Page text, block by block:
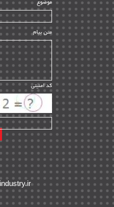
ماشین آلات
مدیریت پروژه
مدیریت دانش
مدیریت سازمانی و عمومی | ۲
تأمین کالا | ۱۳
EPC | ۲۰
پیمانکاران بین المللی | ۸
اطلاعات انرژی کشورها | ۱۴
پروژه های خارجی | ۱۵
نقشه های نفت و گاز خارجی | ۱۰
شرکت های نفتی | ۱۴
پلانت های فعال | ۴۰
طرح ها و پروژه ها | ۳۵
موضوع
متن پیام
کد امنیتی